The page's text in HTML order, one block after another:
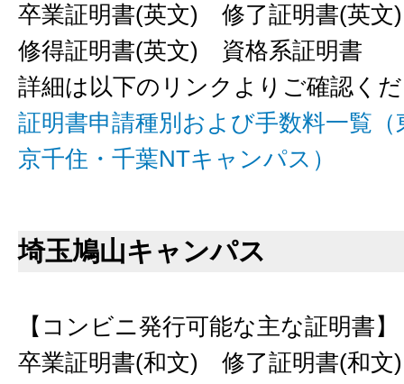
卒業証明書(英文) 修了証明書(英
修得証明書(英文) 資格系証明書
詳細は以下のリンクよりご確認く
証明書申請種別および手数料一覧（
京千住・千葉NTキャンパス）
埼玉鳩山キャンパス
【コンビニ発行可能な主な証明書】
卒業証明書(和文) 修了証明書(和